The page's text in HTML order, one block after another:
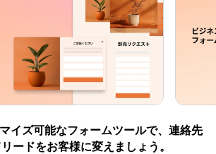
イズ可能なフォームツールで、連絡先
ードをお客様に変えましょう。